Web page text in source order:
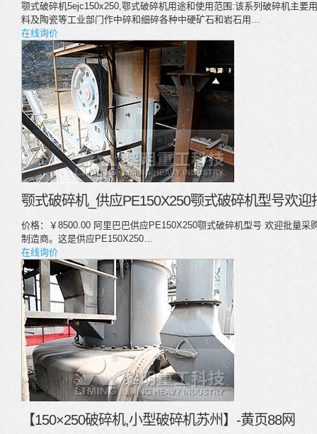
颚式破碎机5ejc150x250,鄂式破碎机用途和使用范围:该系列破碎机主要
料及陶瓷等工业部门作中碎和细碎各种中硬矿石和岩石用…
在线询价
颚式破碎机_供应PE150X250颚式破碎机型号欢
价格：￥8500.00 阿里巴巴供应PE150X250颚式破碎机型号 欢迎批量
制造商。这是供应PE150X250…
在线询价
【150×250破碎机,小型破碎机苏州】-黄页88网